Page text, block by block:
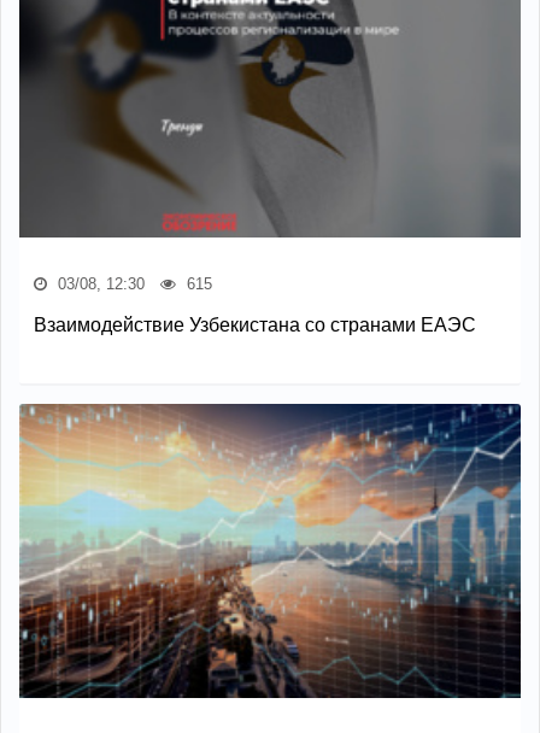
03/08, 12:30 615
Взаимодействие Узбекистана со странами ЕАЭС